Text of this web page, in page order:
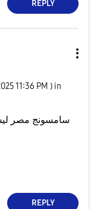
REPLY
11:36 PM ) in
سامسونج مصر
REPLY